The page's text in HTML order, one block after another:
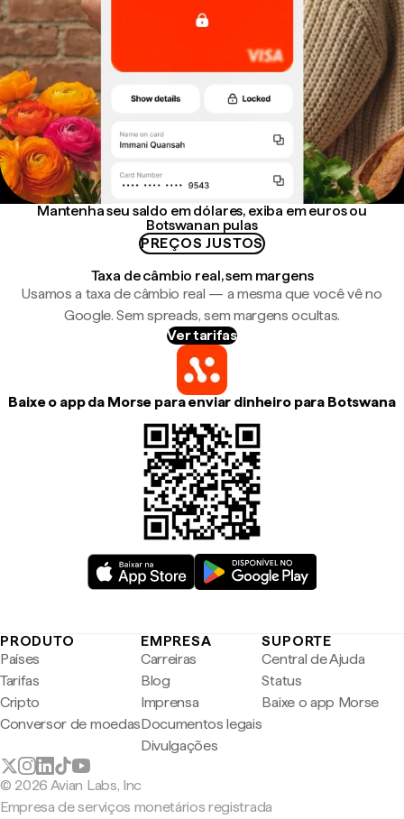
Mantenha seu saldo em dólares, exiba em euros ou
Botswanan pulas
PREÇOS JUSTOS
Taxa de câmbio real, sem margens
Usamos a taxa de câmbio real — a mesma que você vê no
Google. Sem spreads, sem margens ocultas.
Ver tarifas
Baixe o app da Morse para enviar dinheiro para Botswana
PRODUTO
Países
Tarifas
Cripto
Conversor de moedas
EMPRESA
Carreiras
Blog
Imprensa
Documentos legais
Divulgações
SUPORTE
Central de Ajuda
Status
Baixe o app Morse
© 2026 Avian Labs, Inc
Empresa de serviços monetários registrada